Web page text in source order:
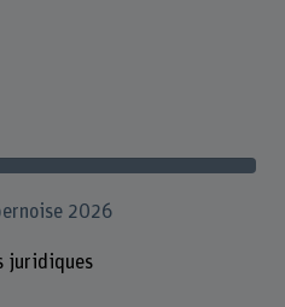
2026
juridiques